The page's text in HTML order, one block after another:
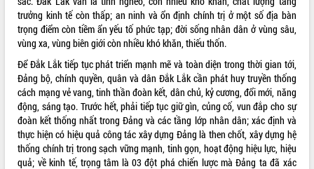
Hòn Yến phát triển du lịch gắn với bảo
tồn biển
Lấy ý kiến điều chỉnh Quy hoạch tỉnh
Đắk Lắk thời kỳ 2021-2030, tầm nhìn
đến năm 2050
Phát động chiến dịch 30 ngày đêm
giải phóng mặt bằng Tuyến đường bộ
ven biển
Đắk Lắk nỗ lực thúc đẩy tăng trưởng
kinh tế từ 10% trở lên trong Quý
II/2026
trưởng kinh tế còn thấp; an ninh và ổn định chính trị ở một số địa bàn
trọng điểm còn tiềm ẩn yếu tố phức tạp; đời sống nhân dân ở vùng sâu,
vùng xa, vùng biên giới còn nhiều khó khăn, thiếu thốn.
Để Đắk Lắk tiếp tục phát triển mạnh mẽ và toàn diện trong thời gian tới,
Đảng bộ, chính quyền, quân và dân Đắk Lắk cần phát huy truyền thống
cách mạng vẻ vang, tinh thần đoàn kết, dân chủ, kỷ cương, đổi mới, năng
động, sáng tạo. Trước hết, phải tiếp tục giữ gìn, củng cố, vun đắp cho sự
đoàn kết thống nhất trong Đảng và các tầng lớp nhân dân; xác định và
thực hiện có hiệu quả công tác xây dựng Đảng là then chốt, xây dựng hệ
thống chính trị trong sạch vững mạnh, tinh gọn, hoạt động hiệu lực, hiệu
quả; về kinh tế, trọng tâm là 03 đột phá chiến lược mà Đảng ta đã xác